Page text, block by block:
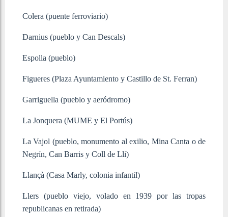
Colera (puente ferroviario)
Darnius (pueblo y Can Descals)
Espolla (pueblo)
Figueres (Plaza Ayuntamiento y Castillo de St. Ferran)
Garriguella (pueblo y aeródromo)
La Jonquera (MUME y El Portús)
La Vajol (pueblo, monumento al exilio, Mina Canta o de
Negrín, Can Barris y Coll de Lli)
Llançà (Casa Marly, colonia infantil)
Llers (pueblo viejo, volado en 1939 por las tropas
republicanas en retirada)